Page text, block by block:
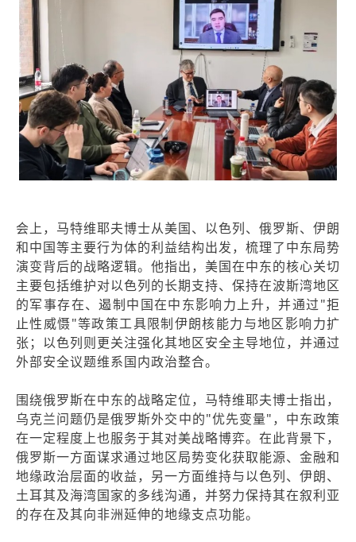
会上，马特维耶夫博士从美国、以色列、俄罗斯、伊朗
和中国等主要行为体的利益结构出发，梳理了中东局势
演变背后的战略逻辑。他指出，美国在中东的核心关切
主要包括维护对以色列的长期支持、保持在波斯湾地区
的军事存在、遏制中国在中东影响力上升，并通过"拒
止性威慑"等政策工具限制伊朗核能力与地区影响力扩
张；以色列则更关注强化其地区安全主导地位，并通过
外部安全议题维系国内政治整合。
围绕俄罗斯在中东的战略定位，马特维耶夫博士指出，
乌克兰问题仍是俄罗斯外交中的"优先变量"，中东政策
在一定程度上也服务于其对美战略博弈。在此背景下，
俄罗斯一方面谋求通过地区局势变化获取能源、金融和
地缘政治层面的收益，另一方面维持与以色列、伊朗、
土耳其及海湾国家的多线沟通，并努力保持其在叙利亚
的存在及其向非洲延伸的地缘支点功能。